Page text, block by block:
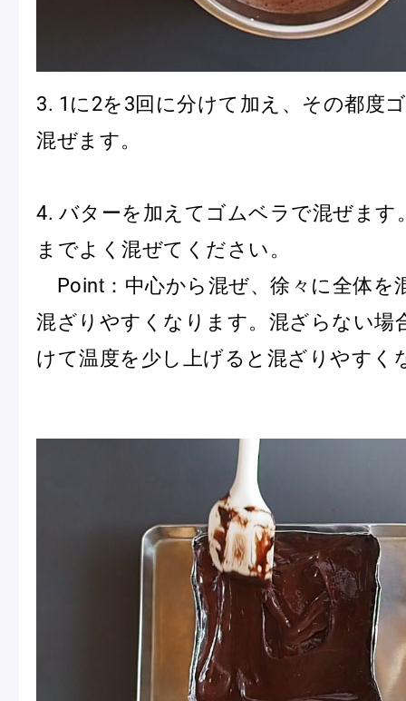
3. 1に2を3回に分けて加え、その都度
混ぜます。
4. バターを加えてゴムベラで混ぜます
までよく混ぜてください。
Point：中心から混ぜ、徐々に全体を
混ざりやすくなります。混ざらない場
けて温度を少し上げると混ざりやすく